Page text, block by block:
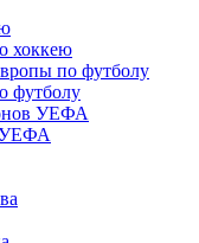
хоккею
по футболу
футболу
УЕФА
УЕФА